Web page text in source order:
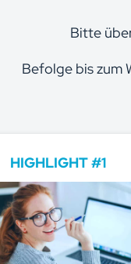
Bitte
Befolge bis zum
HIGHLIGHT #1